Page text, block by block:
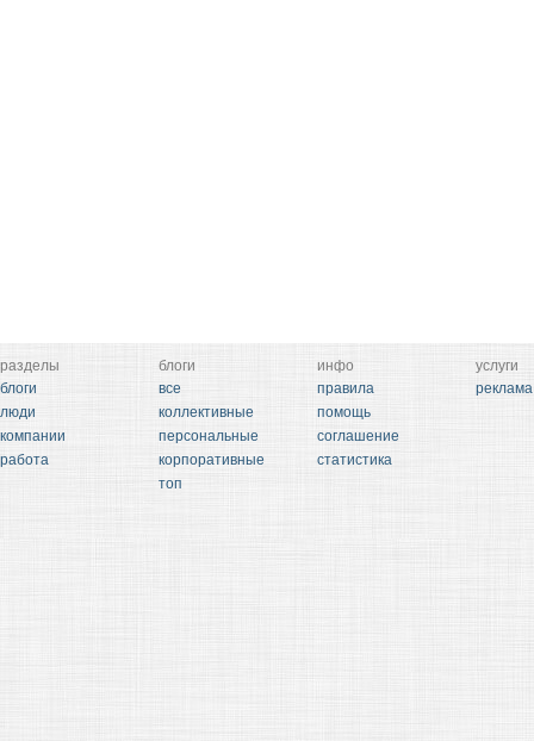
разделы
блоги
люди
компании
работа
блоги
все
коллективные
персональные
корпоративные
топ
инфо
правила
помощь
соглашение
статистика
услуги
реклама